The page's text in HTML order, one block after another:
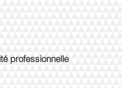
professionnelle